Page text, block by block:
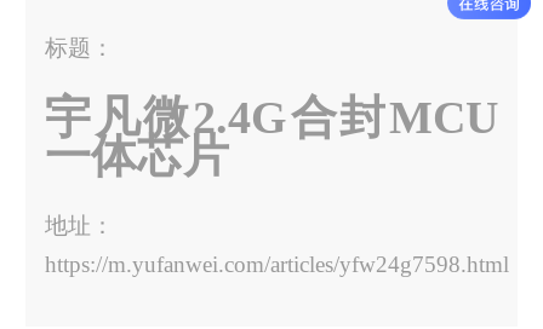
标题：
宇凡微2.4G合封MCU
一体芯片
地址：
https://m.yufanwei.com/articles/yfw24g7598.html